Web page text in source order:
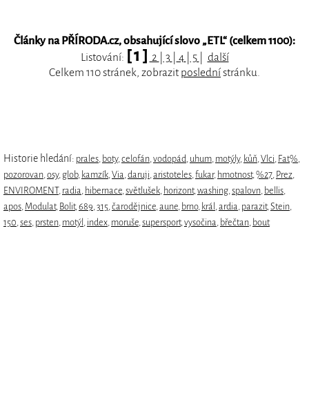
Články na PŘÍRODA.cz, obsahující slovo „ETL“ (celkem 1100):
Listování: [ 1 ] 2 3 4 5
další
Celkem 110 stránek, zobrazitposlednístránku.
Historie hledání: prales, boty,celofán,vodopád, uhum, motýly, kůň,Vlci, Fat%,
pozorovan,osy, glob, kamzík,Via,daruji,aristoteles,fukar, hmotnost,%27, Prez,
ENVIROMENT, radia, hibernace,světlušek, horizont,washing,spalovn, bellis,
apos, Modulat, Bolit,689,315,čarodějnice,aune, brno, král ,ardia, parazit,Stein,
150,ses, prsten, motýl , index, moruše,supersport,vysočina, břečtan, bout